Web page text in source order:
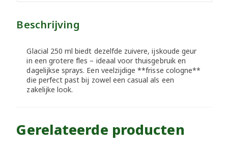
Beschrijving
Glacial 250 ml biedt dezelfde zuivere, ijskoude geur
in een grotere fles – ideaal voor thuisgebruik en
dagelijkse sprays. Een veelzijdige **frisse cologne**
die perfect past bij zowel een casual als een
zakelijke look.
Gerelateerde producten